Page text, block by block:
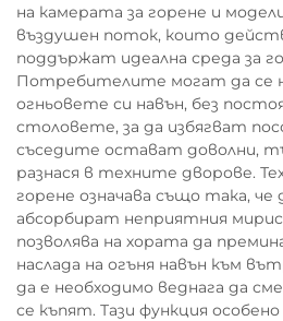
на камерата за горене и
въздушен поток, които
поддържат идеална среда за
Потребителите могат да се
огньовете си навън, без
столовете, за да избягват
съседите остават доволни,
разнася в техните дворове.
горене означава също така,
абсорбират неприятния
позволява на хората да
наслада на огъня навън към
да е необходимо веднага да
се къпят. Тази функция